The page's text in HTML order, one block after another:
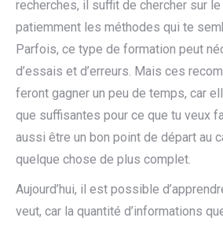
recherches, il suffit de chercher sur
patiemment les méthodes qui te
Parfois, ce type de formation peut
d’essais et d’erreurs. Mais ces
feront gagner un peu de temps, car
que suffisantes pour ce que tu veux
aussi être un bon point de départ au
quelque chose de plus complet.
Aujourd’hui, il est possible
veut, car la quantité d’informations